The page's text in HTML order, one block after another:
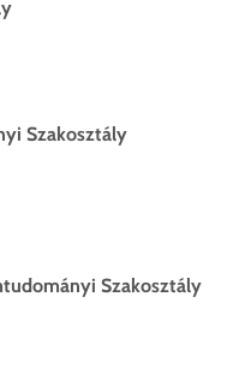
Szakosztály
Szakosztály